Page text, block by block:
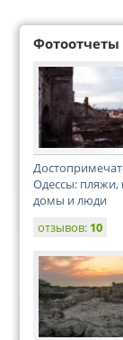
Фотоотчеты
Одессы:
домы и люди
отзывов: 10